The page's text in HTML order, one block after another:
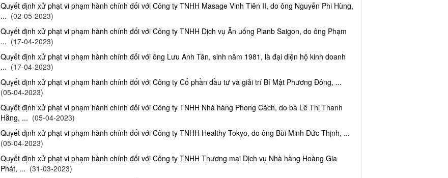
Quyết định xử phạt vi phạm hành chính đối với Công ty TNHH Masage Vinh Tiên II, do ông Nguyễn Phi Hùng,
... (02-05-2023)
Quyết định xử phạt vi phạm hành chính đối với Công ty TNHH Dịch vụ Ăn uống Planb Saigon, do ông Phạm
... (17-04-2023)
Quyết định xử phạt vi phạm hành chính đối với ông Lưu Anh Tân, sinh năm 1981, là đại diện hộ kinh doanh
... (17-04-2023)
Quyết định xử phạt vi phạm hành chính đối với Công ty Cổ phần đầu tư và giải trí Bí Mật Phương Đông, ...
(05-04-2023)
Quyết định xử phạt vi phạm hành chính đối với Công ty TNHH Nhà hàng Phong Cách, do bà Lê Thị Thanh
Hằng, ... (05-04-2023)
Quyết định xử phạt vi phạm hành chính đối với Công ty TNHH Healthy Tokyo, do ông Bùi Minh Đức Thịnh, ...
(05-04-2023)
Quyết định xử phạt vi phạm hành chính đối với Công ty TNHH Thương mại Dịch vụ Nhà hàng Hoàng Gia
Phát, ... (31-03-2023)